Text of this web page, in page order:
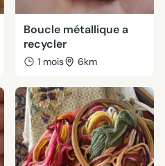
Boucle métallique a
recycler
1 mois 6km